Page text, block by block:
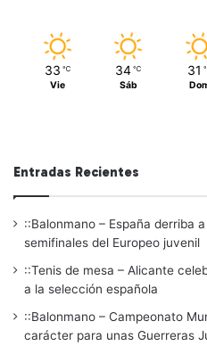
33 ℃
Vie
34 ℃
Sáb
31
Entradas Recientes
::Balonmano – España derriba
semifinales del Europeo juvenil
::Tenis de mesa – Alicante
a la selección española
::Balonmano – Campeonato
carácter para unas Guerreras